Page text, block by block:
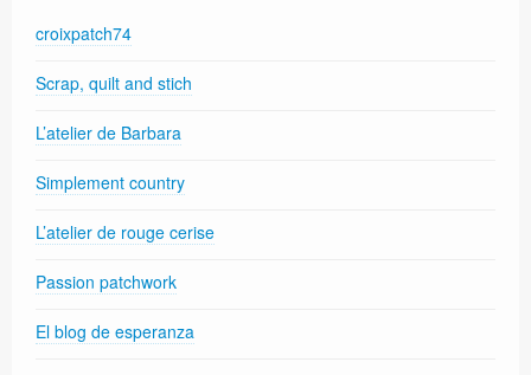
croixpatch74
Scrap, quilt and stich
L’atelier de Barbara
Simplement country
L’atelier de rouge cerise
Passion patchwork
El blog de esperanza